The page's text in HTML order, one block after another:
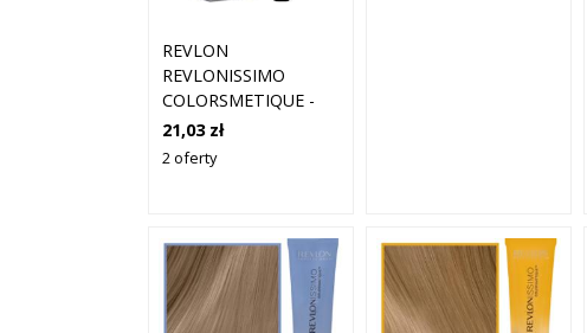
REVLON
REVLONISSIMO
COLORSMETIQUE -
KREMOWA FARBA DO
WŁOSÓW, 60ML 7,1 |
ŚREDNI POPIELATY
21,03 zł
2 oferty